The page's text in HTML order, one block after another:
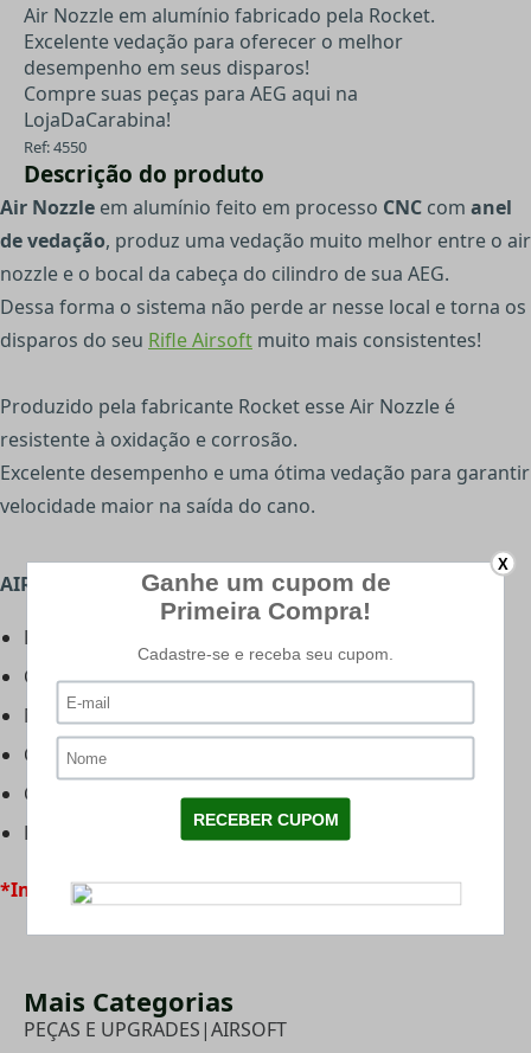
Air Nozzle em alumínio fabricado pela Rocket.
Excelente vedação para oferecer o melhor
desempenho em seus disparos!
Compre suas peças para AEG aqui na
LojaDaCarabina!
Ref: 4550
Descrição do produto
Air Nozzle em alumínio feito em processo CNC com anel
de vedação, produz uma vedação muito melhor entre o air
nozzle e o bocal da cabeça do cilindro de sua AEG.
Dessa forma o sistema não perde ar nesse local e torna os
disparos do seu Rifle Airsoft muito mais consistentes!
Produzido pela fabricante Rocket esse Air Nozzle é
resistente à oxidação e corrosão.
Excelente desempenho e uma ótima vedação para garantir
velocidade maior na saída do cano.
AIR NOZZLE SR25 - CARACTERÍSTICAS:
Fabricante: Rocket
Compatibilidade: SR-25 e AR-10
Material: Alumínio 7075
Comprimento: 23.9mm
Cor: Laranja:
Peso: 12g
*Imagens meramente ilustrativas.
Mais Categorias
PEÇAS E UPGRADES|AIRSOFT
X